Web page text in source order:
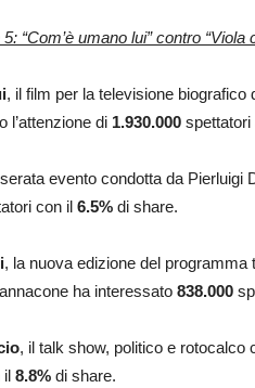
“Com’è umano lui” contro
, il film per la televisione
l’attenzione di 1.930.000 spettatori
evento condotta da Pierluigi
con il 6.5% di share.
, la nuova edizione del
ha interessato 838.000
, il talk show, politico e rotocalco
il 8.8% di share.